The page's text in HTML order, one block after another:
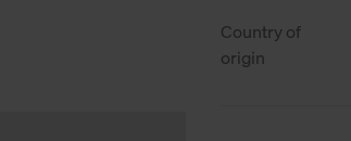
Country of
origin